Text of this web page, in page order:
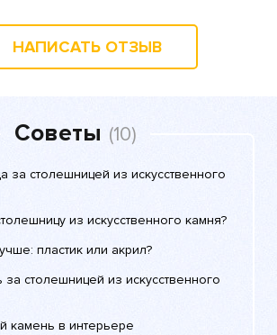
НАПИСАТЬ ОТЗЫВ
Советы (10)
за столешницей из искусственного
из искусственного камня?
пластик или акрил?
за столешницей из искусственного
камень в интерьере